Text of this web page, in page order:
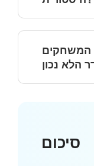
המשחקים
סיכום